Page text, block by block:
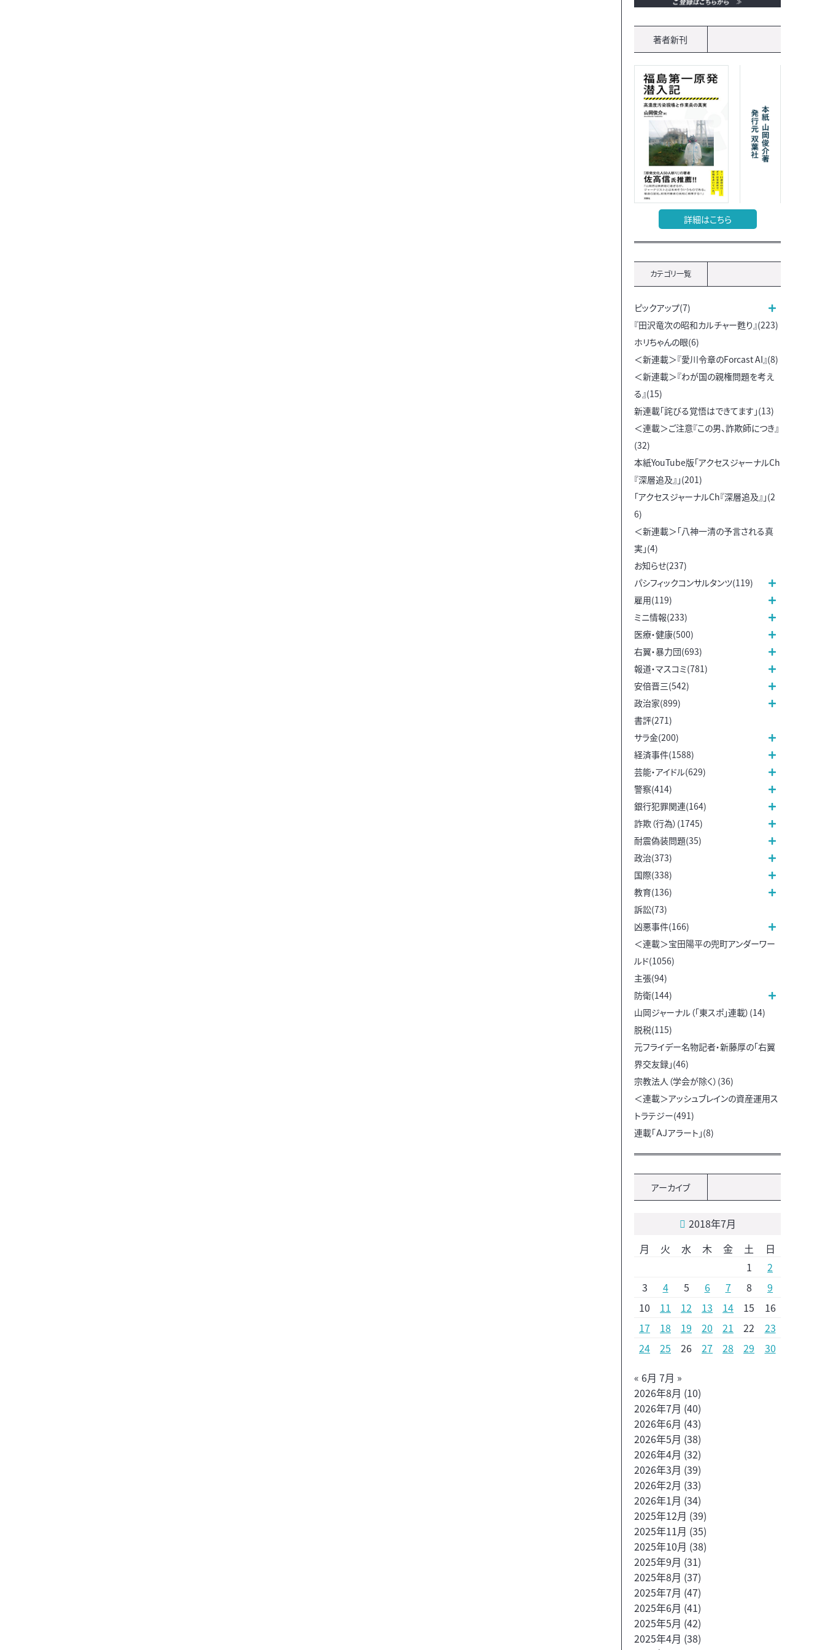
著者新刊
詳細はこちら
カテゴリ一覧
ピックアップ(7)
『田沢竜次の昭和カルチャー甦り』(223)
ホリちゃんの眼(6)
＜新連載＞『愛川令章のForcast AI』(8)
＜新連載＞『わが国の親権問題を考え
る』(15)
新連載「詫びる覚悟はできてます」(13)
＜連載＞ご注意『この男、詐欺師につき』
(32)
本紙YouTube版「アクセスジャーナルCh
『深層追及』」(201)
「アクセスジャーナルCh『深層追及』」(2
6)
＜新連載＞「八神一清の予言される真
実」(4)
お知らせ(237)
パシフィックコンサルタンツ(119)
雇用(119)
ミニ情報(233)
医療・健康(500)
右翼・暴力団(693)
報道・マスコミ(781)
安倍晋三(542)
政治家(899)
書評(271)
サラ金(200)
経済事件(1588)
芸能・アイドル(629)
警察(414)
銀行犯罪関連(164)
詐欺（行為）(1745)
耐震偽装問題(35)
政治(373)
国際(338)
教育(136)
訴訟(73)
凶悪事件(166)
＜連載＞宝田陽平の兜町アンダーワー
ルド(1056)
主張(94)
防衛(144)
山岡ジャーナル（「東スポ」連載）(14)
脱税(115)
元フライデー名物記者・新藤厚の「右翼
界交友録」(46)
宗教法人（学会が除く）(36)
＜連載＞アッシュブレインの資産運用ス
トラテジー(491)
連載「ＡＪアラート」(8)
アーカイブ
2018年7月
月
火 水 木 金 土
日
1
2
3
4 5 6 7 8
9
10
11 12 13 14 15
16
17
18 19 20 21 22
23
24
25 26 27 28 29
30
« 6月 7月 »
2026年8月 (10)
2026年7月 (40)
2026年6月 (43)
2026年5月 (38)
2026年4月 (32)
2026年3月 (39)
2026年2月 (33)
2026年1月 (34)
2025年12月 (39)
2025年11月 (35)
2025年10月 (38)
2025年9月 (31)
2025年8月 (37)
2025年7月 (47)
2025年6月 (41)
2025年5月 (42)
2025年4月 (38)